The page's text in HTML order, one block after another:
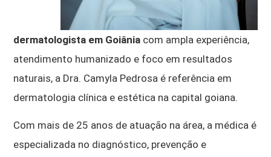
dermatologista em Goiânia com ampla experiência,
atendimento humanizado e foco em resultados
naturais, a Dra. Camyla Pedrosa é referência em
dermatologia clínica e estética na capital goiana.
Com mais de 25 anos de atuação na área, a médica é
especializada no diagnóstico, prevenção e